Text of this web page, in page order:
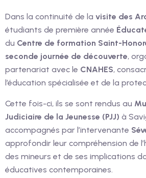
Dans la continuité de la visite des
étudiants de première année
du Centre de formation Saint-
seconde journée de découverte,
partenariat avec le CNAHES,
l’éducation spécialisée et de la
Cette fois-ci, ils se sont rendus au
Judiciaire de la Jeunesse (PJJ) à
accompagnés par l’intervenante
approfondir leur compréhension de
des mineurs et de ses implications
éducatives contemporaines.